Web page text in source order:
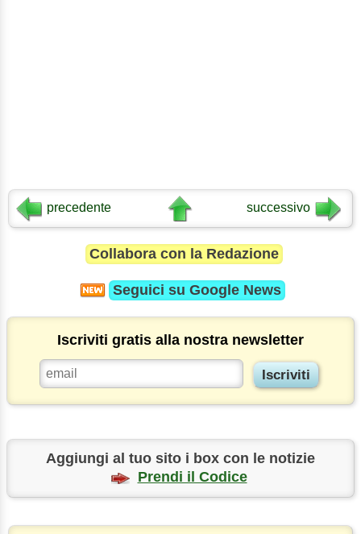
precedente successivo
Collabora con la Redazione
Seguici su Google News
Iscriviti gratis alla nostra newsletter
Aggiungi al tuo sito i box con le notizie
Prendi il Codice